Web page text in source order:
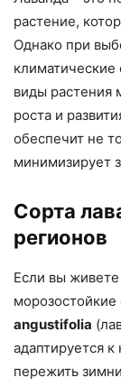
растение,
Однако при
климатические
виды растения
роста и
обеспечит не
минимизирует
Сорта
регионов
Если вы
angustifolia
адаптируется
пережить